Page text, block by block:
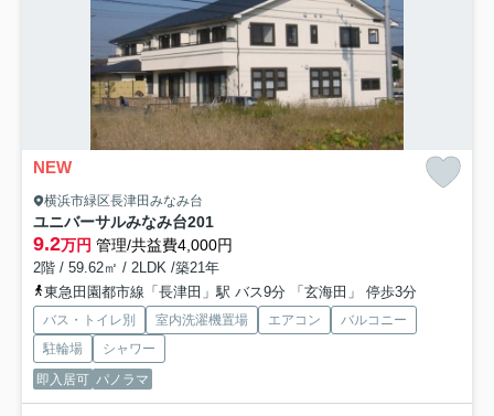
NEW
横浜市緑区長津田みなみ台
ユニバーサルみなみ台201
9.2万円 管理/共益費4,000円
2階 / 59.62㎡ / 2LDK /築21年
東急田園都市線「長津田」駅 バス9分 「玄海田」 停歩3分
バス・トイレ別 室内洗濯機置場 エアコン
バルコニー
駐輪場
シャワー
即入居可 パノラマ